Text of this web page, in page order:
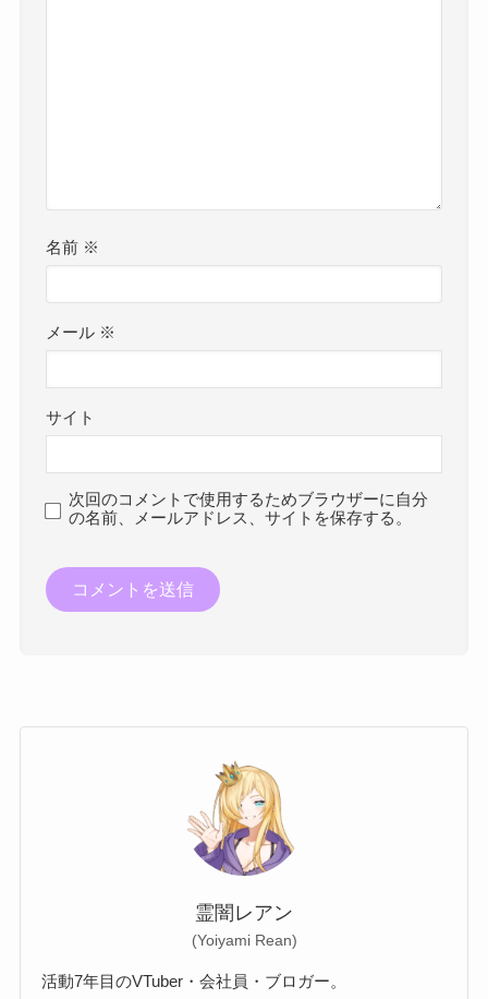
名前 ※
メール ※
サイト
次回のコメントで使用するためブラウザーに自分
の名前、メールアドレス、サイトを保存する。
霊闇レアン
(Yoiyami Rean)
活動7年目のVTuber・会社員・ブロガー。